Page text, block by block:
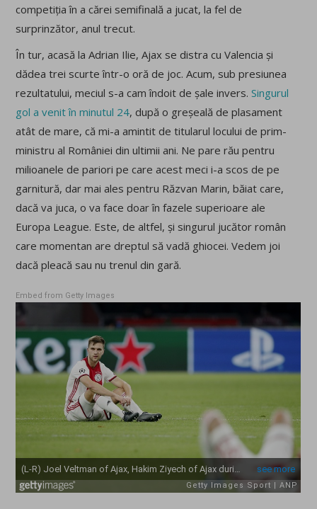
competiția în a cărei semifinală a jucat, la fel de
surprinzător, anul trecut.
În tur, acasă la Adrian Ilie, Ajax se distra cu Valencia și
dădea trei scurte într-o oră de joc. Acum, sub presiunea
rezultatului, meciul s-a cam îndoit de șale invers.Singurul
gol a venit în minutul 24, după o greșeală de plasament
atât de mare, că mi-a amintit de titularul locului de prim-
ministru al României din ultimii ani. Ne pare rău pentru
milioanele de pariori pe care acest meci i-a scos de pe
garnitură, dar mai ales pentru Răzvan Marin, băiat care,
dacă va juca, o va face doar în fazele superioare ale
Europa League. Este, de altfel, și singurul jucător român
care momentan are dreptul să vadă ghiocei. Vedem joi
dacă pleacă sau nu trenul din gară.
Embed from Getty Images